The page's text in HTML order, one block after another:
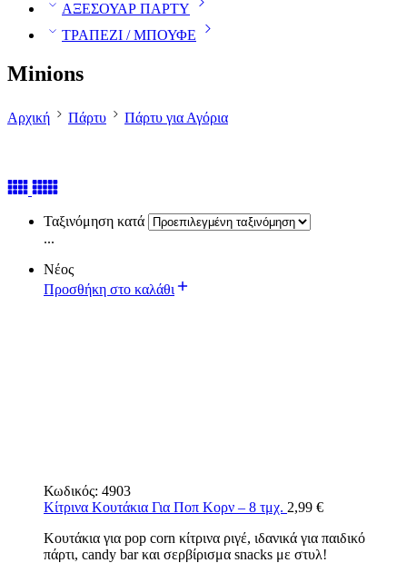
ΑΞΕΣΟΥΑΡ ΠΑΡΤΥ
ΤΡΑΠΕΖΙ / ΜΠΟΥΦΕ
Minions
Αρχική Πάρτυ Πάρτυ για Αγόρια
Ταξινόμηση κατά
...
Νέος
Προσθήκη στο καλάθι
Κωδικός: 4903
Κίτρινα Κουτάκια Για Ποπ Κορν – 8 τμχ. 2,99 €
Κουτάκια για pop corn κίτρινα ριγέ, ιδανικά για παιδικό
πάρτι, candy bar και σερβίρισμα snacks με στυλ!